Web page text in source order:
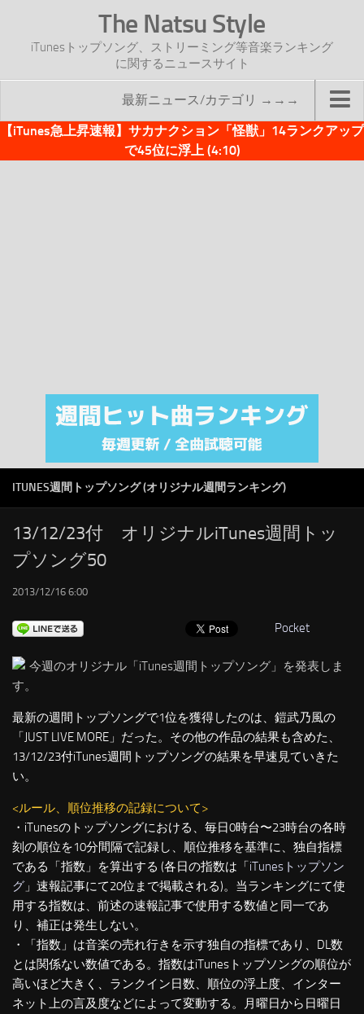
The Natsu Style
iTunesトップソング、ストリーミング等音楽ランキング
に関するニュースサイト
最新ニュース/カテゴリ →→→
TOP
注目カテゴリ
オリジナルiTunes週間トップソング
RSS
LINKS
【iTunes急上昇速報】サカナクション「怪獣」14ランクアップ
で45位に浮上 (4:10)
ITUNES週間トップソング (オリジナル週間ランキング)
13/12/23付 オリジナルiTunes週間トッ
プソング50
2013/12/16 6:00
Pocket
今週のオリジナル「iTunes週間トップソング」を発表しま
す。
最新の週間トップソングで1位を獲得したのは、鎧武乃風の
「JUST LIVE MORE」だった。その他の作品の結果も含めた、
13/12/23付iTunes週間トップソングの結果を早速見ていきた
い。
<ルール、順位推移の記録について>
・iTunesのトップソングにおける、毎日0時台〜23時台の各時
刻の順位を10分間隔で記録し、順位推移を基準に、独自指標
である「指数」を算出する (各日の指数は「iTunesトップソン
グ 」速報記事にて20位まで掲載される)。当ランキングにて使
用する指数は、前述の速報記事で使用する数値と同一であ
り、補正は発生しない。
・「指数」は音楽の売れ行きを示す独自の指標であり、DL数
とは関係ない数値である。指数はiTunesトップソングの順位が
高いほど大きく、ランクイン日数、順位の浮上度、インター
ネット上の言及度などによって変動する。月曜日から日曜日